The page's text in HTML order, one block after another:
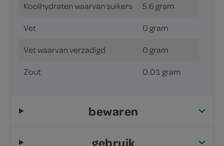
Koolhydraten waarvan suikers 5.6 gram
Vet 0 gram
Vet waarvan verzadigd 0 gram
Zout 0.01 gram
bewaren
gebruik